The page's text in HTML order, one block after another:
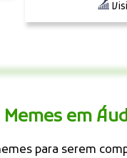
em
para serem